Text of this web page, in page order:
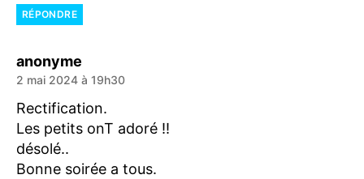
RÉPONDRE
anonyme
2 mai 2024 à 19h30
Rectification.
Les petits onT adoré !!
désolé..
Bonne soirée a tous.